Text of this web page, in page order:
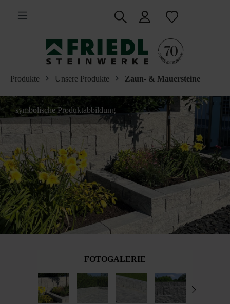
springen
Produkte Unsere Produkte Zaun- & Mauersteine
symbolische Produktabbildung
FOTOGALERIE